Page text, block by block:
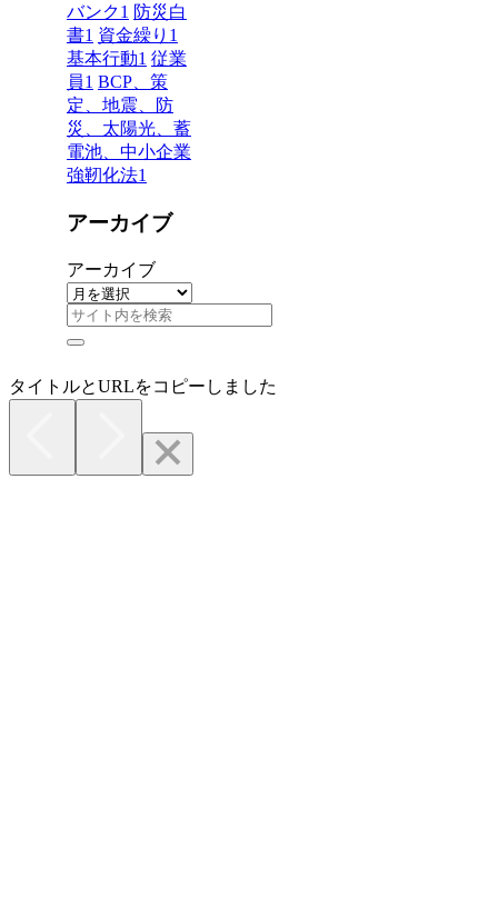
バンク1 防災白
書1 資金繰り 1
基本行動1 従業
員1 BCP、策
定、地震、防
災、太陽光、蓄
電池、中小企業
強靭化法1
アーカイブ
アーカイブ
タイトルとURLをコピーしました